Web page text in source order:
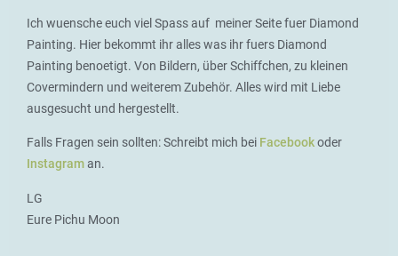
Ich wuensche euch viel Spass auf meiner Seite fuer Diamond
Painting. Hier bekommt ihr alles was ihr fuers Diamond
Painting benoetigt. Von Bildern, über Schiffchen, zu kleinen
Covermindern und weiterem Zubehör. Alles wird mit Liebe
ausgesucht und hergestellt.
Falls Fragen sein sollten: Schreibt mich bei Facebookoder
Instagraman.
LG
Eure Pichu Moon